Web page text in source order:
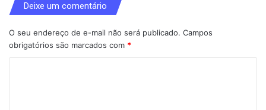
Deixe um comentário
O seu endereço de e-mail não será publicado. Campos
obrigatórios são marcados com *